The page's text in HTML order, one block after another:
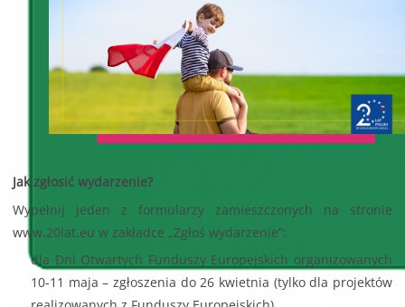
Jak zgłosić wydarzenie?
Wypełnij jeden z formularzy zamieszczonych na stronie
www.20lat.eu w zakładce „Zgłoś wydarzenie”:
dla Dni Otwartych Funduszy Europejskich organizowanych
10-11 maja – zgłoszenia do 26 kwietnia (tylko dla projektów